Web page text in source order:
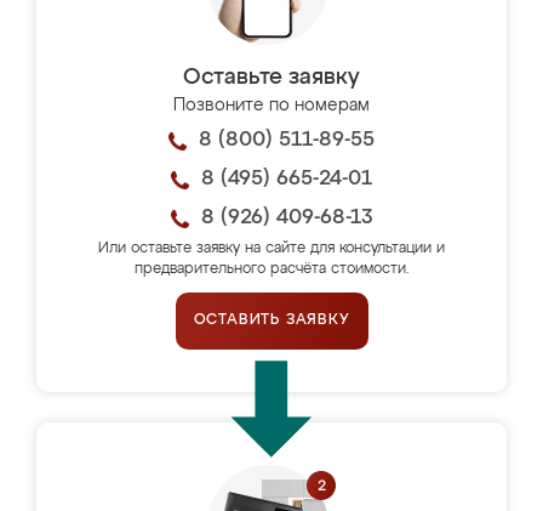
Оставьте заявку
Позвоните по номерам
8 (800) 511-89-55
8 (495) 665-24-01
8 (926) 409-68-13
Или оставьте заявку на сайте для консультации и
предварительного расчёта стоимости.
ОСТАВИТЬ ЗАЯВКУ